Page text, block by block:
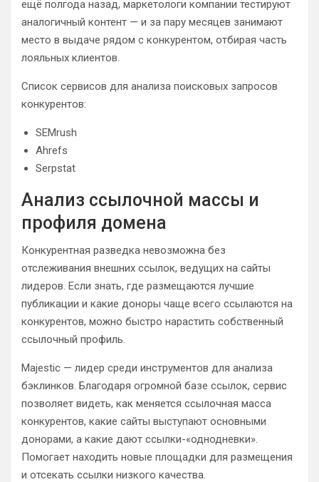
ещё полгода назад, маркетологи компании тестируют
аналогичный контент — и за пару месяцев занимают
место в выдаче рядом с конкурентом, отбирая часть
лояльных клиентов.
Список сервисов для анализа поисковых запросов
конкурентов:
SEMrush
Ahrefs
Serpstat
Анализ ссылочной массы и
профиля домена
Конкурентная разведка невозможна без
отслеживания внешних ссылок, ведущих на сайты
лидеров. Если знать, где размещаются лучшие
публикации и какие доноры чаще всего ссылаются на
конкурентов, можно быстро нарастить собственный
ссылочный профиль.
Majestic — лидер среди инструментов для анализа
бэклинков. Благодаря огромной базе ссылок, сервис
позволяет видеть, как меняется ссылочная масса
конкурентов, какие сайты выступают основными
донорами, а какие дают ссылки-«однодневки».
Помогает находить новые площадки для размещения
и отсекать ссылки низкого качества.